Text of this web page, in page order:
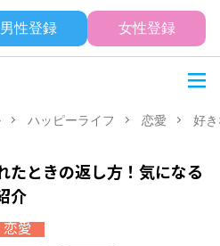
男性登録 女性登録
ハッピーライフ 恋愛 好
たときの返し方！気になる
介
恋愛